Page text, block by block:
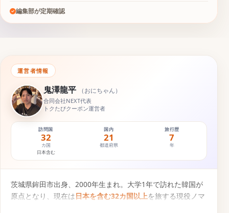
編集部が定期確認
運営者情報
鬼澤龍平 （おにちゃん）
合同会社NEXT代表
トクたびクーポン運営者
訪問国
32
カ国
日本含む
国内
21
都道府県
旅行歴
7
年
茨城県鉾田市出身、2000年生まれ。大学1年で訪れた韓国が
原点となり、現在は日本を含む32カ国以上を旅する現役ノマ